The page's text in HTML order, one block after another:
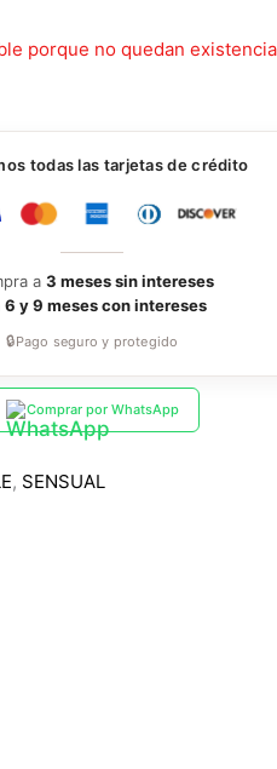
porque no quedan
todas las tarjetas de crédito
a 3 meses sin intereses
6 y 9 meses con intereses
🔒Pago seguro y protegido
Comprar por WhatsApp
, SENSUAL